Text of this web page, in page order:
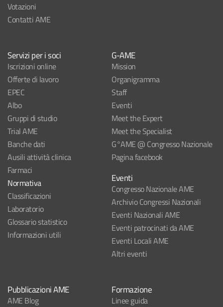
Votazioni
Contatti AME
Servizi per i soci
Iscrizioni online
Offerte di lavoro
EPEC
Albo
Gruppi di studio
Trial AME
Banche dati
Ausili attività clinica
Farmaci
Normativa
Classificazioni
Laboratorio
Glossario statistico
Informazioni utili
G-AME
Mission
Organigramma
Staff
Eventi
Meet the Expert
Meet the Specialist
G°AME @ Congresso Nazionale
Pagina facebook
Eventi
Congresso Nazionale AME
Archivio Congressi Nazionali
Eventi Nazionali AME
Eventi patrocinati da AME
Eventi Locali AME
Altri eventi
Pubblicazioni AME
AME Blog
Formazione
Linee guida